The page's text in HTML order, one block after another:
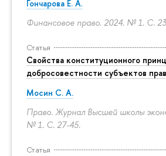
Гончарова Е. А.
Финансовое право. 2024. № 1. С.
Статья
Свойства конституционного
добросовестности субъектов
Мосин С. А.
Право. Журнал Высшей школы
№ 1. С. 27-45.
Статья